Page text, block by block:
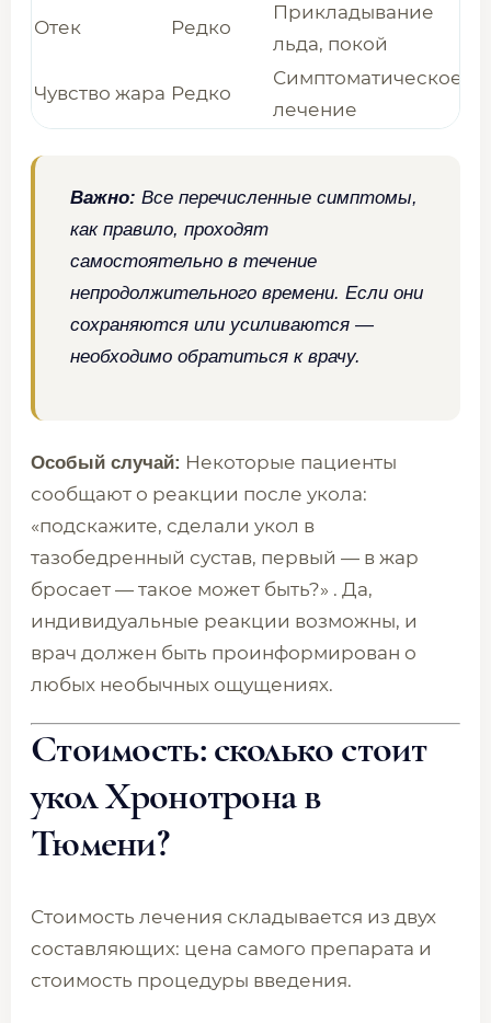
Отек Редко
Прикладывание
льда, покой
Чувство жара Редко
Симптоматическое
лечение
Важно: Все перечисленные симптомы,
как правило, проходят
самостоятельно в течение
непродолжительного времени. Если они
сохраняются или усиливаются —
необходимо обратиться к врачу.
Особый случай: Некоторые пациенты
сообщают о реакции после укола:
«подскажите, сделали укол в
тазобедренный сустав, первый — в жар
бросает — такое может быть?» . Да,
индивидуальные реакции возможны, и
врач должен быть проинформирован о
любых необычных ощущениях.
Стоимость: сколько стоит
укол Хронотрона в
Тюмени?
Стоимость лечения складывается из двух
составляющих: цена самого препарата и
стоимость процедуры введения.